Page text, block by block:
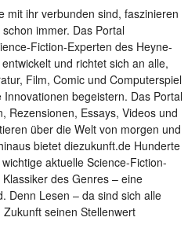
mit ihr verbunden sind, faszinieren
immer. Das Portal
Fiction-Experten des Heyne-
und richtet sich an alle,
Film, Comic und Computerspiel
begeistern. Das Portal
Rezensionen, Essays, Videos und
über die Welt von morgen und
bietet diezukunft.de Hunderte
aktuelle Science-Fiction-
des Genres – eine
Denn Lesen – da sind sich alle
seinen Stellenwert